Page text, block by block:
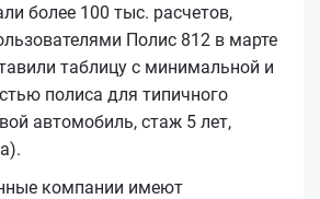
более 100 тыс. расчетов,
Полис 812 в марте
таблицу с минимальной и
полиса для типичного
автомобиль, стаж 5 лет,
компании имеют